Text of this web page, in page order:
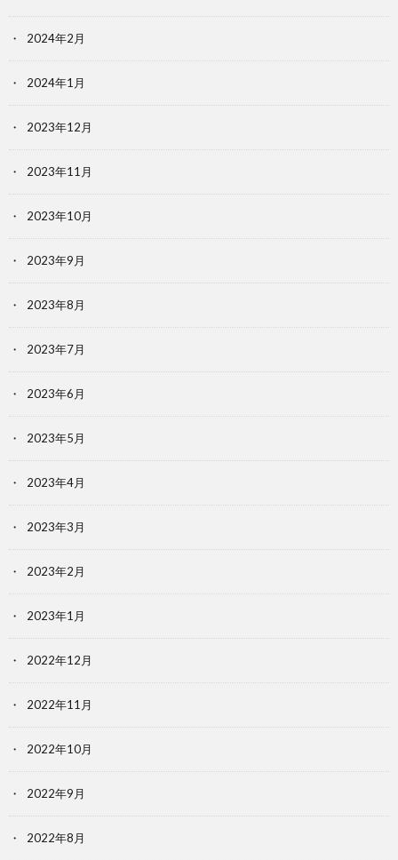
2024年2月
2024年1月
2023年12月
2023年11月
2023年10月
2023年9月
2023年8月
2023年7月
2023年6月
2023年5月
2023年4月
2023年3月
2023年2月
2023年1月
2022年12月
2022年11月
2022年10月
2022年9月
2022年8月